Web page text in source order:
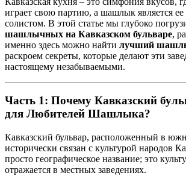
играет свою партию, а шашлык является
солистом. В этой статье мы глубоко
шашлычных на Кавказском бульваре,
именно здесь можно найти лучший
раскроем секреты, которые делают эти
настоящему незабываемыми.
Часть 1: Почему Кавказский
для Любителей Шашлыка?
Кавказский бульвар, расположенный в
исторически связан с культурой народов
просто географическое название; это
отражается в местных заведениях.